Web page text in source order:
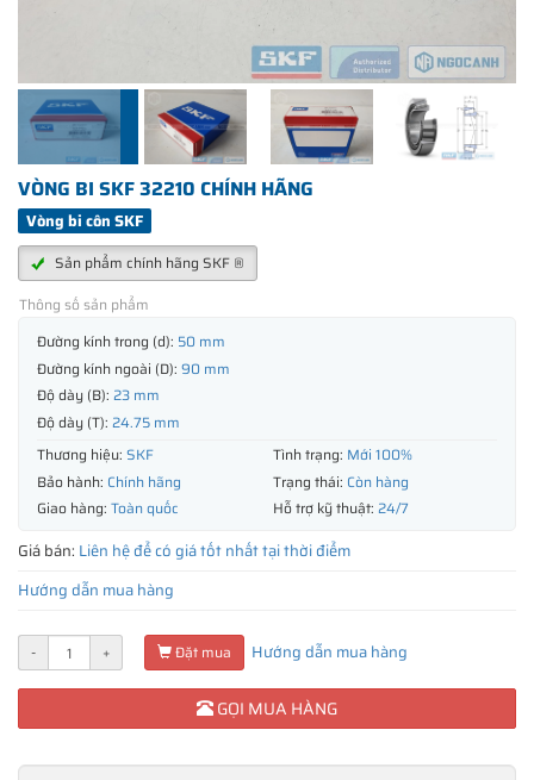
VÒNG BI SKF 32210 CHÍNH HÃNG
Vòng bi côn SKF
Sản phẩm chính hãng SKF ®
Thông số sản phẩm
Đường kính trong (d): 50 mm
Đường kính ngoài (D): 90 mm
Độ dày (B): 23 mm
Độ dày (T): 24.75 mm
Thương hiệu: SKF Tình trạng: Mới 100%
Bảo hành: Chính hãng Trạng thái: Còn hàng
Giao hàng: Toàn quốc Hỗ trợ kỹ thuật: 24/7
Giá bán: Liên hệ để có giá tốt nhất tại thời điểm
Hướng dẫn mua hàng
- + Đặt mua Hướng dẫn mua hàng
GỌI MUA HÀNG